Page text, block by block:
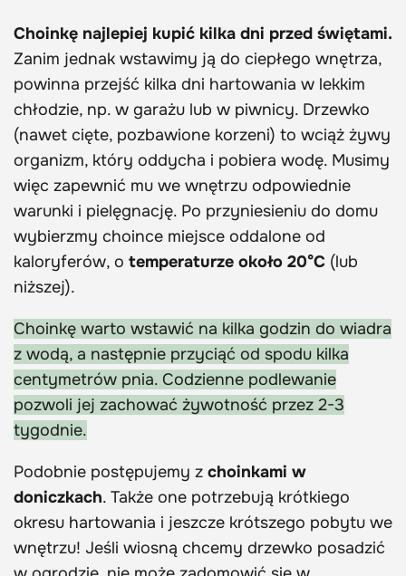
Choinkę najlepiej kupić kilka dni przed świętami.
Zanim jednak wstawimy ją do ciepłego wnętrza,
powinna przejść kilka dni hartowania w lekkim
chłodzie, np. w garażu lub w piwnicy. Drzewko
(nawet cięte, pozbawione korzeni) to wciąż żywy
organizm, który oddycha i pobiera wodę. Musimy
więc zapewnić mu we wnętrzu odpowiednie
warunki i pielęgnację. Po przyniesieniu do domu
wybierzmy choince miejsce oddalone od
kaloryferów, o temperaturze około 20°C (lub
niższej).
Choinkę warto wstawić na kilka godzin do wiadra
z wodą, a następnie przyciąć od spodu kilka
centymetrów pnia. Codzienne podlewanie
pozwoli jej zachować żywotność przez 2-3
tygodnie.
Podobnie postępujemy z choinkami w
doniczkach. Także one potrzebują krótkiego
okresu hartowania i jeszcze krótszego pobytu we
wnętrzu! Jeśli wiosną chcemy drzewko posadzić